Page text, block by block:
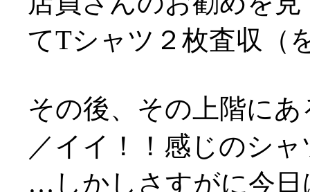
てTシャツ２枚査収（
その後、その上階に
／イイ！！感じのシ
…しかしさすがに今日